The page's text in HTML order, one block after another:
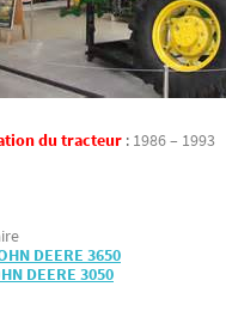
du tracteur : 1986 – 1993
DEERE 3650
DEERE 3050